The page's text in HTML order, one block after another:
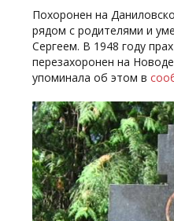
Похоронен на
рядом с родителями и
Сергеем. В 1948 году
перезахоронен на
упоминала об этом в